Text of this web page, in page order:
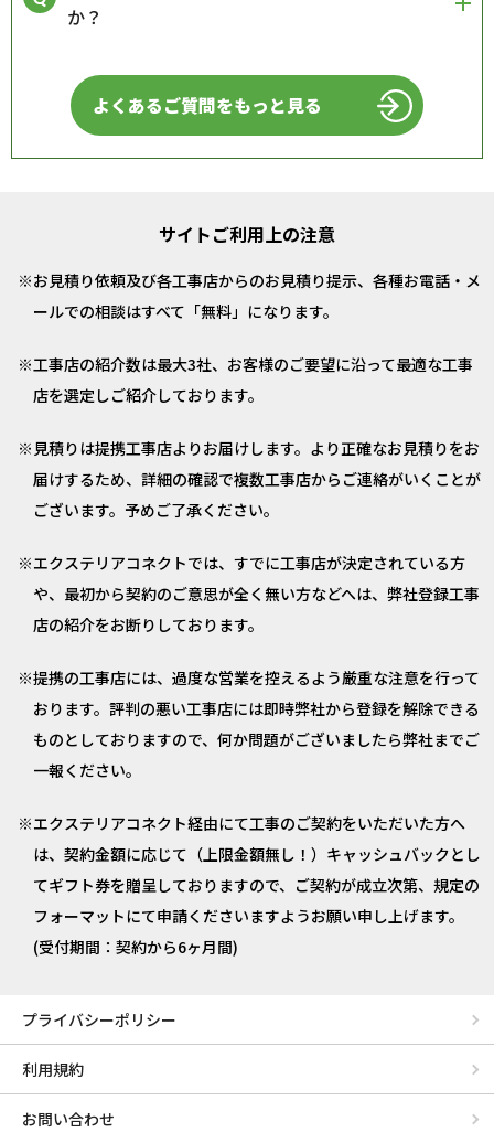
か？
よくあるご質問をもっと見る
サイトご利用上の注意
お見積り依頼及び各工事店からのお見積り提示、各種お電話・メ
ールでの相談はすべて「無料」になります。
工事店の紹介数は最大3社、お客様のご要望に沿って最適な工事
店を選定しご紹介しております。
見積りは提携工事店よりお届けします。より正確なお見積りをお
届けするため、詳細の確認で複数工事店からご連絡がいくことが
ございます。予めご了承ください。
エクステリアコネクトでは、すでに工事店が決定されている方
や、最初から契約のご意思が全く無い方などへは、弊社登録工事
店の紹介をお断りしております。
提携の工事店には、過度な営業を控えるよう厳重な注意を行って
おります。評判の悪い工事店には即時弊社から登録を解除できる
ものとしておりますので、何か問題がございましたら弊社までご
一報ください。
エクステリアコネクト経由にて工事のご契約をいただいた方へ
は、契約金額に応じて（上限金額無し！）キャッシュバックとし
てギフト券を贈呈しておりますので、ご契約が成立次第、規定の
フォーマットにて申請くださいますようお願い申し上げます。
(受付期間：契約から6ヶ月間)
プライバシーポリシー
利用規約
お問い合わせ